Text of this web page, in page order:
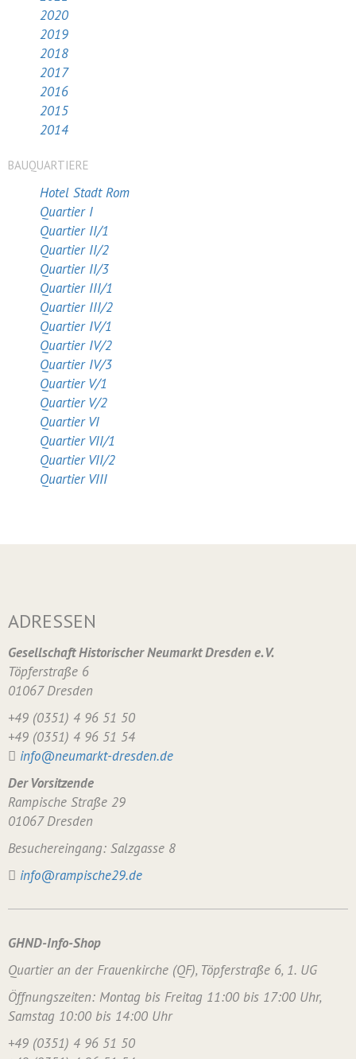
2020
2019
2018
2017
2016
2015
2014
BAUQUARTIERE
Hotel Stadt Rom
Quartier I
Quartier II/1
Quartier II/2
Quartier II/3
Quartier III/1
Quartier III/2
Quartier IV/1
Quartier IV/2
Quartier IV/3
Quartier V/1
Quartier V/2
Quartier VI
Quartier VII/1
Quartier VII/2
Quartier VIII
ADRESSEN
Gesellschaft Historischer Neumarkt Dresden e. V.
Töpferstraße 6
01067 Dresden
+49 (0351) 4 96 51 50
+49 (0351) 4 96 51 54
info@neumarkt-dresden.de
Der Vorsitzende
Rampische Straße 29
01067 Dresden
Besuchereingang: Salzgasse 8
info@rampische29.de
GHND-Info-Shop
Quartier an der Frauenkirche (QF), Töpferstraße 6, 1. UG
Öffnungszeiten: Montag bis Freitag 11:00 bis 17:00 Uhr,
Samstag 10:00 bis 14:00 Uhr
+49 (0351) 4 96 51 50